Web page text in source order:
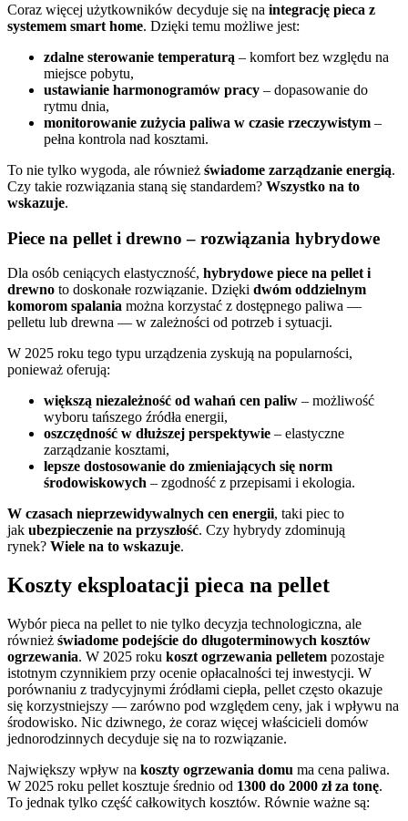
Coraz więcej użytkowników decyduje się na integrację pieca z
systemem smart home. Dzięki temu możliwe jest:
zdalne sterowanie temperaturą – komfort bez względu na
miejsce pobytu,
ustawianie harmonogramów pracy – dopasowanie do
rytmu dnia,
monitorowanie zużycia paliwa w czasie rzeczywistym –
pełna kontrola nad kosztami.
To nie tylko wygoda, ale również świadome zarządzanie energią.
Czy takie rozwiązania staną się standardem? Wszystko na to
wskazuje.
Piece na pellet i drewno – rozwiązania hybrydowe
Dla osób ceniących elastyczność, hybrydowe piece na pellet i
drewno to doskonałe rozwiązanie. Dzięki dwóm oddzielnym
komorom spalania można korzystać z dostępnego paliwa —
pelletu lub drewna — w zależności od potrzeb i sytuacji.
W 2025 roku tego typu urządzenia zyskują na popularności,
ponieważ oferują:
większą niezależność od wahań cen paliw – możliwość
wyboru tańszego źródła energii,
oszczędność w dłuższej perspektywie – elastyczne
zarządzanie kosztami,
lepsze dostosowanie do zmieniających się norm
środowiskowych – zgodność z przepisami i ekologia.
W czasach nieprzewidywalnych cen energii, taki piec to
jak ubezpieczenie na przyszłość. Czy hybrydy zdominują
rynek? Wiele na to wskazuje.
Koszty eksploatacji pieca na pellet
Wybór pieca na pellet to nie tylko decyzja technologiczna, ale
również świadome podejście do długoterminowych kosztów
ogrzewania. W 2025 roku koszt ogrzewania pelletem pozostaje
istotnym czynnikiem przy ocenie opłacalności tej inwestycji. W
porównaniu z tradycyjnymi źródłami ciepła, pellet często okazuje
się korzystniejszy — zarówno pod względem ceny, jak i wpływu na
środowisko. Nic dziwnego, że coraz więcej właścicieli domów
jednorodzinnych decyduje się na to rozwiązanie.
Największy wpływ na koszty ogrzewania domu ma cena paliwa.
W 2025 roku pellet kosztuje średnio od 1300 do 2000 zł za tonę.
To jednak tylko część całkowitych kosztów. Równie ważne są: